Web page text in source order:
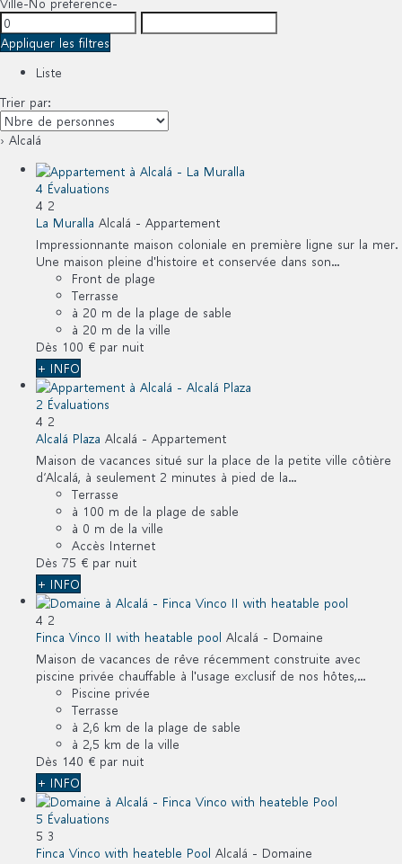
Appliquer les filtres
Liste
Trier par:
› Alcalá
4 Évaluations
4 2
La Muralla Alcalá - Appartement
Impressionnante maison coloniale en première ligne sur la mer.
Une maison pleine d'histoire et conservée dans son...
Front de plage
Terrasse
à 20 m de la plage de sable
à 20 m de la ville
Dès 100 € par nuit
+ INFO
2 Évaluations
4 2
Alcalá Plaza Alcalá - Appartement
Maison de vacances situé sur la place de la petite ville côtière
d’Alcalá, à seulement 2 minutes à pied de la...
Terrasse
à 100 m de la plage de sable
à 0 m de la ville
Accès Internet
Dès 75 € par nuit
+ INFO
4 2
Finca Vinco II with heatable pool Alcalá - Domaine
Maison de vacances de rêve récemment construite avec
piscine privée chauffable à l'usage exclusif de nos hôtes,...
Piscine privée
Terrasse
à 2,6 km de la plage de sable
à 2,5 km de la ville
Dès 140 € par nuit
+ INFO
5 Évaluations
5 3
Finca Vinco with heateble Pool Alcalá - Domaine